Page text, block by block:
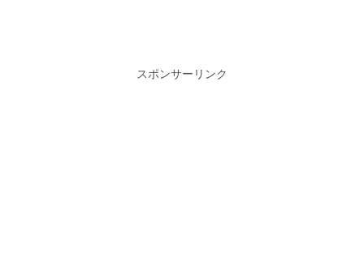
スポンサーリンク